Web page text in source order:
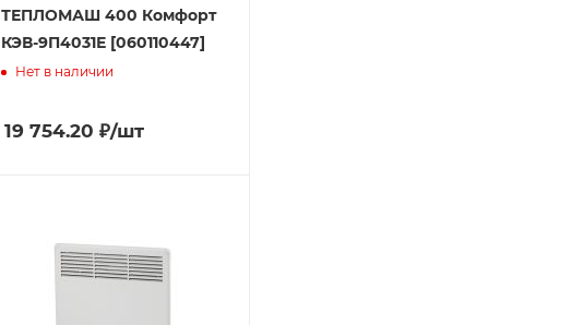
ТЕПЛОМАШ 400 Комфорт
КЭВ-9П4031Е [060110447]
Нет в наличии
19 754.20 ₽/шт